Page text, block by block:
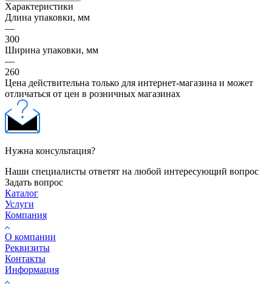
Характеристики
Длина упаковки, мм
—
300
Ширина упаковки, мм
—
260
Цена действительна только для интернет-магазина и может
отличаться от цен в розничных магазинах
Нужна консультация?
Наши специалисты ответят на любой интересующий вопрос
Задать вопрос
Каталог
Услуги
Компания
О компании
Реквизиты
Контакты
Информация